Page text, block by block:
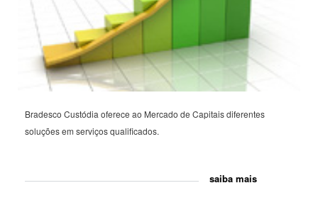
Bradesco Custódia oferece ao Mercado de Capitais diferentes
soluções em serviços qualificados.
saiba mais